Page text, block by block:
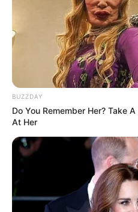
Latest News
અમદાવાદમાં
રહેલા લોકોનો
ગનનો ઉપયોગ
ગાંધીએ અમિત
2 weeks ago
કેનેડામાં કાર
એન્જિનિયરનું
2 weeks ago
BUZZDAY
Do You Remember Her? Take
At Her